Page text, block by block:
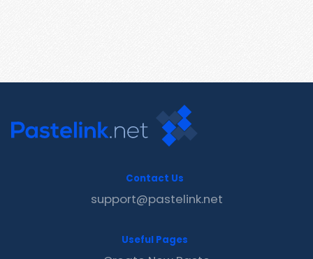
Contact Us
support@pastelink.net
Useful Pages